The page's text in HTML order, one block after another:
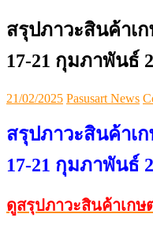
สรุปภาวะสินค้าเ
17-21 กุมภาพันธ์
Posted
21/02/2025 Author
Pasusart News
สรุปภาวะสินค้าเ
17-21 กุมภาพันธ์
ดูสรุปภาวะสินค้าเกษ